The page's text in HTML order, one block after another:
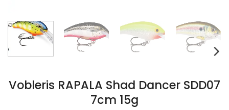
Vobleris RAPALA Shad Dancer SDD07
7cm 15g